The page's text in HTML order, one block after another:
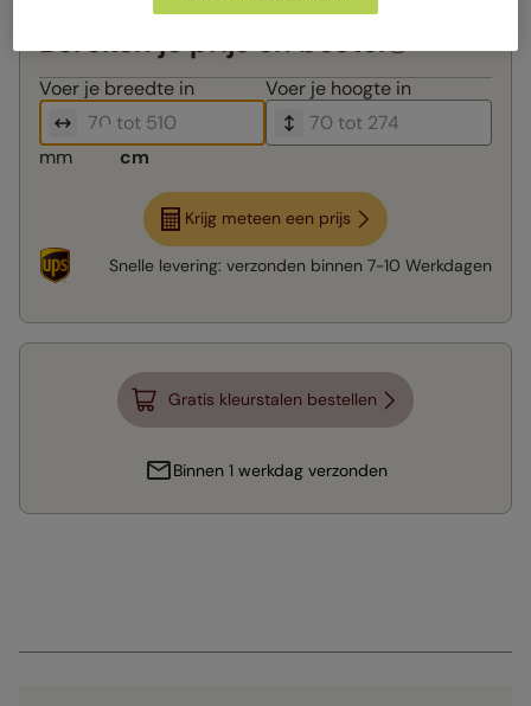
Bereken je prijs en bestel
Voer je breedte in Voer je hoogte in
mm cm
Krijg meteen een prijs
Snelle levering: verzonden binnen 7-10 Werkdagen
Gratis kleurstalen bestellen
Binnen 1 werkdag verzonden